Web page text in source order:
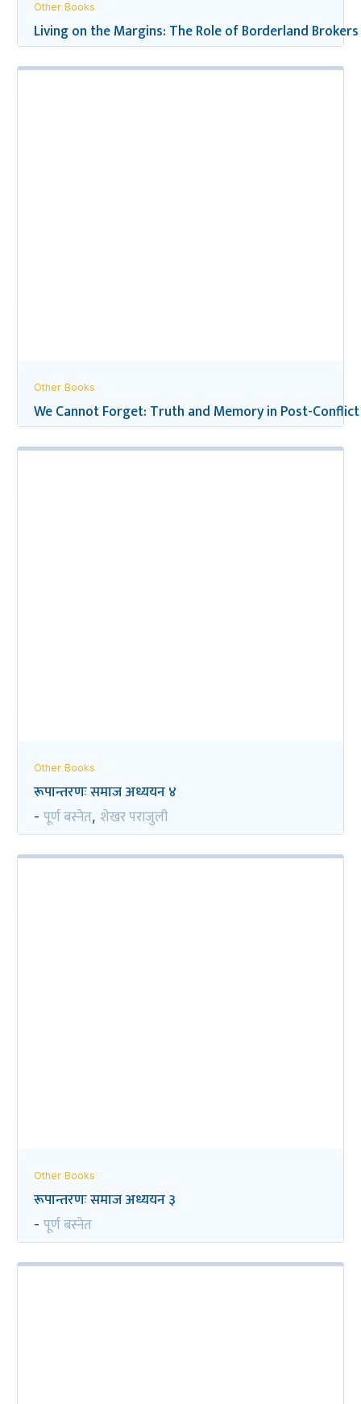
Other Books
Living on the Margins: The Role of Borderland
Other Books
We Cannot Forget: Truth and Memory in Post-
Other Books
रूपान्तरणः समाज अध्ययन ४
- पूर्ण बस्नेत, शेखर पराजुली
Other Books
रूपान्तरणः समाज अध्ययन ३
- पूर्ण बस्नेत